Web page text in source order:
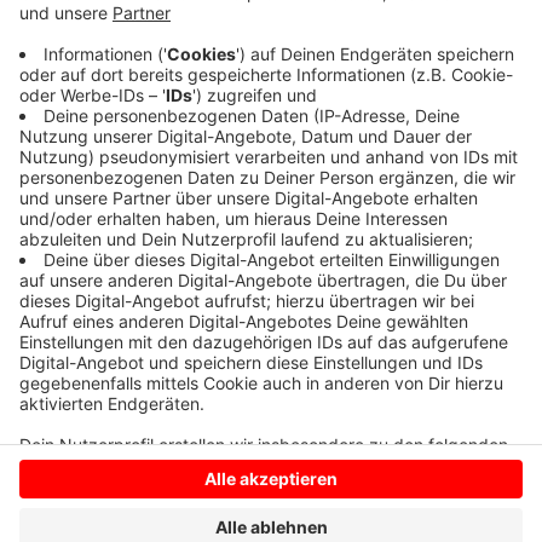
Hier hat es am späten Abend in einem Wohnhaus an
der Seppenrader Straße gebrannt. Die Löschzüge
Seppenrade und Lüdinghausen rückten mit über 60
Feuerwehrleuten aus. Niemand war zuhause. Niemand
wurde verletzt. Nach ersten Erkenntnissen brach das
Feuer in der Küche aus.
Anzeige
Anzeige